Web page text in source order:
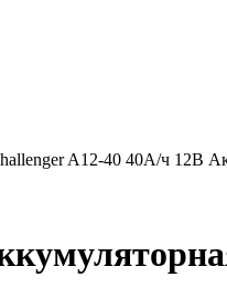
A12-40 40А/ч 12В